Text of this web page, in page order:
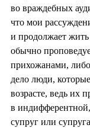
во враждебных
что мои
и продолжает жить
обычно
прихожанами,
дело люди,
возрасте, ведь их
в
супруг или